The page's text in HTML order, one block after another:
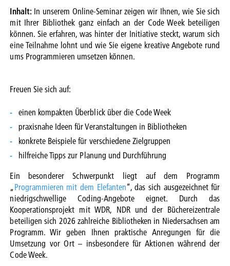
Inhalt: In unserem Online-Seminar zeigen wir Ihnen, wie Sie sich
mit Ihrer Bibliothek ganz einfach an der Code Week beteiligen
können. Sie erfahren, was hinter der Initiative steckt, warum sich
eine Teilnahme lohnt und wie Sie eigene kreative Angebote rund
ums Programmieren umsetzen können.
Freuen Sie sich auf:
einen kompakten Überblick über die Code Week
praxisnahe Ideen für Veranstaltungen in Bibliotheken
konkrete Beispiele für verschiedene Zielgruppen
hilfreiche Tipps zur Planung und Durchführung
Ein besonderer Schwerpunkt liegt auf dem Programm
„Programmieren mit dem Elefanten“, das sich ausgezeichnet für
niedrigschwellige Coding-Angebote eignet. Durch das
Kooperationsprojekt mit WDR, NDR und der Büchereizentrale
beteiligen sich 2026 zahlreiche Bibliotheken in Niedersachsen am
Programm. Wir geben Ihnen praktische Anregungen für die
Umsetzung vor Ort – insbesondere für Aktionen während der
Code Week.